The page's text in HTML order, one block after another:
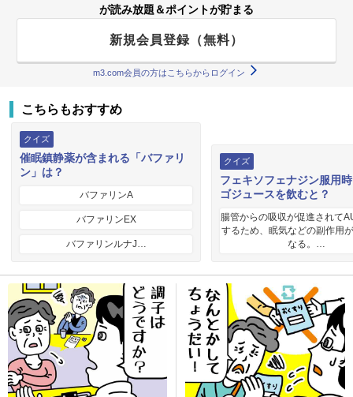
が読み放題＆ポイントが貯まる
新規会員登録（無料）
m3.com会員の方はこちらからログイン
こちらもおすすめ
クイズ
催眠鎮静薬が含まれる「バファリ
ン」は？
バファリンA
バファリンEX
バファリンルナJ…
クイズ
フェキソフェナジン服用
ゴジュースを飲むと？
腸管からの吸収が促進されて
するため、眠気などの副作用
なる。…